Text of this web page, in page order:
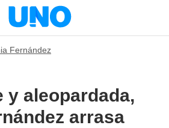
Fernández
y aleopardada,
arrasa